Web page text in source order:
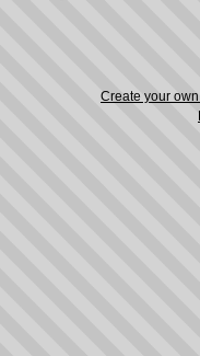
Create your